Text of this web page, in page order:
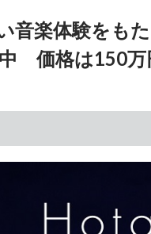
音楽体験をも
価格は150万